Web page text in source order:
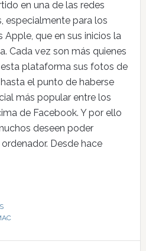
en una de las redes
especialmente para los
que en sus inicios la
Cada vez son más quienes
plataforma sus fotos de
el punto de haberse
más popular entre los
de Facebook. Y por ello
deseen poder
Desde hace